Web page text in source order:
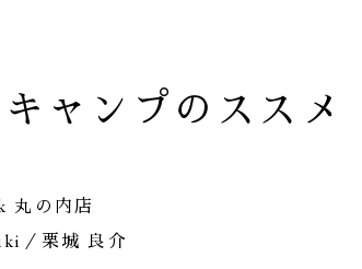
ャンプのススメ
丸の内店
／栗城 良介